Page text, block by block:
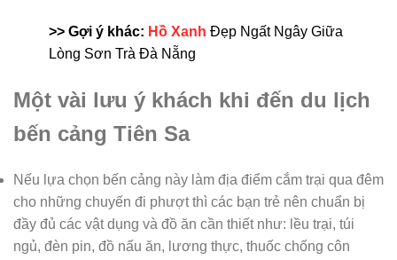
>> Gợi ý khác: Hồ Xanh Đẹp Ngất Ngây Giữa
Lòng Sơn Trà Đà Nẵng
Một vài lưu ý khách khi đến du lịch
bến cảng Tiên Sa
Nếu lựa chọn bến cảng này làm địa điểm cắm trại qua đêm
cho những chuyến đi phượt thì các bạn trẻ nên chuẩn bị
đầy đủ các vật dụng và đồ ăn cần thiết như: lều trại, túi
ngủ, đèn pin, đồ nấu ăn, lương thực, thuốc chống côn